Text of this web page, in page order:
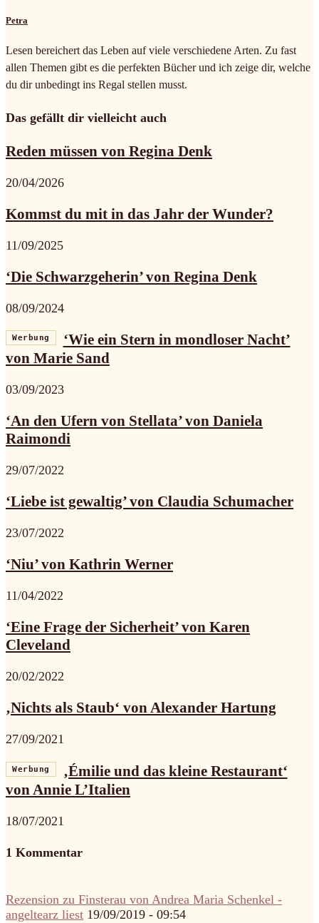
Petra
Lesen bereichert das Leben auf viele verschiedene Arten. Zu fast
allen Themen gibt es die perfekten Bücher und ich zeige dir, welche
du dir unbedingt ins Regal stellen musst.
Das gefällt dir vielleicht auch
Reden müssen von Regina Denk
20/04/2026
Kommst du mit in das Jahr der Wunder?
11/09/2025
‘Die Schwarzgeherin’ von Regina Denk
08/09/2024
Werbung
‘Wie ein Stern in mondloser Nacht’
von Marie Sand
03/09/2023
‘An den Ufern von Stellata’ von Daniela
Raimondi
29/07/2022
‘Liebe ist gewaltig’ von Claudia Schumacher
23/07/2022
‘Niu’ von Kathrin Werner
11/04/2022
‘Eine Frage der Sicherheit’ von Karen
Cleveland
20/02/2022
‚Nichts als Staub‘ von Alexander Hartung
27/09/2021
Werbung
‚Émilie und das kleine Restaurant‘
von Annie L’Italien
18/07/2021
1 Kommentar
Rezension zu Finsterau von Andrea Maria Schenkel -
angeltearz liest 19/09/2019 - 09:54